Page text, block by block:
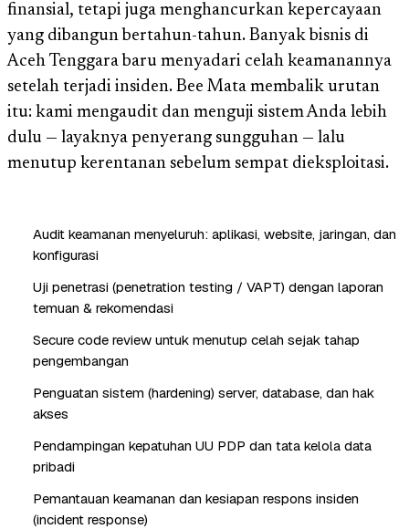
finansial, tetapi juga menghancurkan kepercayaan
yang dibangun bertahun-tahun. Banyak bisnis di
Aceh Tenggara baru menyadari celah keamanannya
setelah terjadi insiden. Bee Mata membalik urutan
itu: kami mengaudit dan menguji sistem Anda lebih
dulu — layaknya penyerang sungguhan — lalu
menutup kerentanan sebelum sempat dieksploitasi.
Audit keamanan menyeluruh: aplikasi, website, jaringan, dan
konfigurasi
Uji penetrasi (penetration testing / VAPT) dengan laporan
temuan & rekomendasi
Secure code review untuk menutup celah sejak tahap
pengembangan
Penguatan sistem (hardening) server, database, dan hak
akses
Pendampingan kepatuhan UU PDP dan tata kelola data
pribadi
Pemantauan keamanan dan kesiapan respons insiden
(incident response)